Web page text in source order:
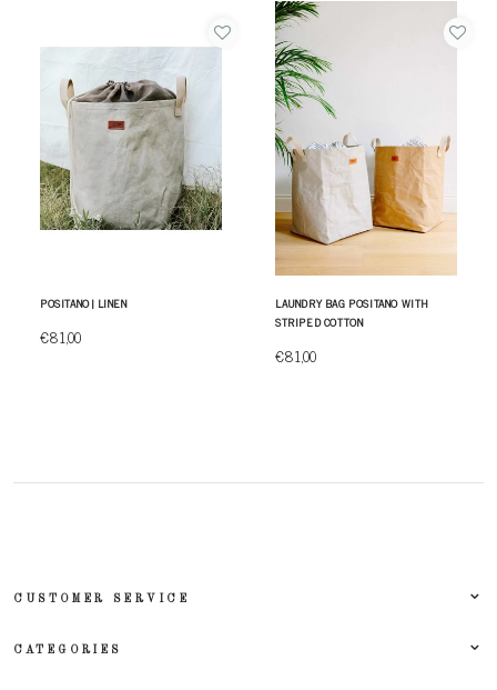
POSITANO | LINEN
€81,00
LAUNDRY BAG POSITANO WITH
STRIPED COTTON
€81,00
CUSTOMER SERVICE
CATEGORIES